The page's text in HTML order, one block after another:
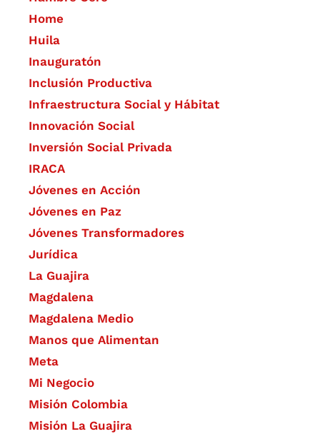
Home
Huila
Inauguratón
Inclusión Productiva
Infraestructura Social y Hábitat
​Innovación Social
Inversión Social Privada
IRACA
Jóvenes en Acción
Jóvenes en Paz
Jóvenes Transformadores
Jurídica
La Guajira
Magdalena
Magdalena Medio
Manos que Alimentan
Meta
Mi Negocio
Misión Colombia
Misión La Guajira